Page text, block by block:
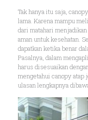
Tak hanya itu saja,
lama. Karena mampu
dari matahari
aman untuk kesehatan.
dapatkan ketika benar
Pasalnya, dalam
harus disesuaikan
mengetahui canopy atap
ulasan lengkapnya